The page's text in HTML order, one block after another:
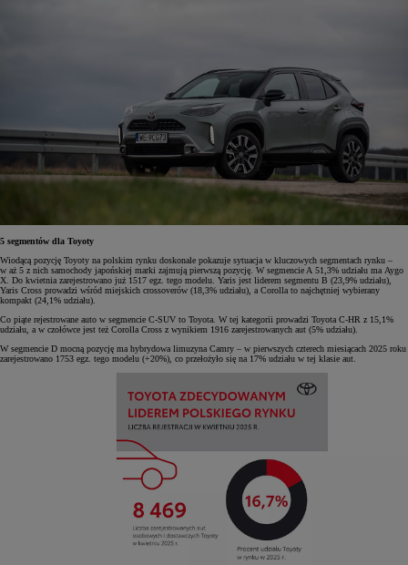
5 segmentów dla Toyoty
Wiodącą pozycję Toyoty na polskim rynku doskonale pokazuje sytuacja w kluczowych segmentach rynku –
w aż 5 z nich samochody japońskiej marki zajmują pierwszą pozycję. W segmencie A 51,3% udziału ma Aygo
X. Do kwietnia zarejestrowano już 1517 egz. tego modelu. Yaris jest liderem segmentu B (23,9% udziału),
Yaris Cross prowadzi wśród miejskich crossoverów (18,3% udziału), a Corolla to najchętniej wybierany
kompakt (24,1% udziału).
Co piąte rejestrowane auto w segmencie C-SUV to Toyota. W tej kategorii prowadzi Toyota C-HR z 15,1%
udziału, a w czołówce jest też Corolla Cross z wynikiem 1916 zarejestrowanych aut (5% udziału).
W segmencie D mocną pozycję ma hybrydowa limuzyna Camry – w pierwszych czterech miesiącach 2025 roku
zarejestrowano 1753 egz. tego modelu (+20%), co przełożyło się na 17% udziału w tej klasie aut.